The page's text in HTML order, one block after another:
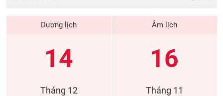
Dương lịch
14
Tháng 12
Âm lịch
16
Tháng 11